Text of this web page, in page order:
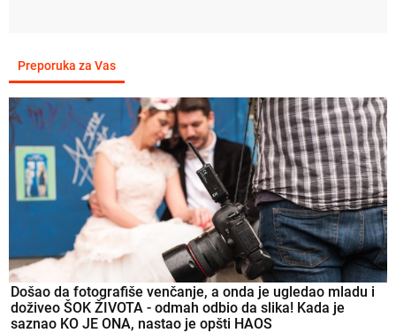
Preporuka za Vas
Došao da fotografiše venčanje, a onda je ugledao mladu i
doživeo ŠOK ŽIVOTA - odmah odbio da slika! Kada je
saznao KO JE ONA, nastao je opšti HAOS